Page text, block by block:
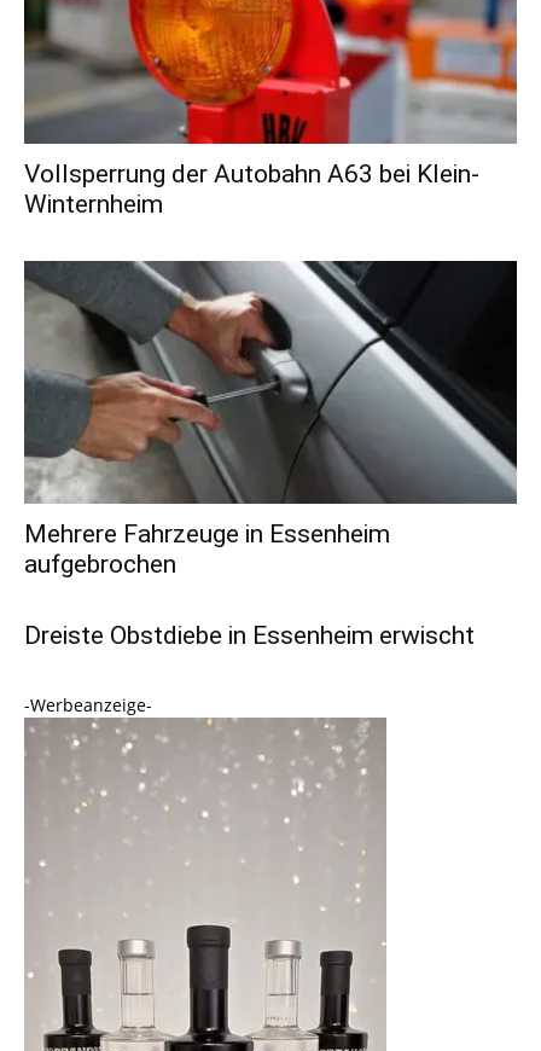
Vollsperrung der Autobahn A63 bei Klein-
Winternheim
Mehrere Fahrzeuge in Essenheim
aufgebrochen
Dreiste Obstdiebe in Essenheim erwischt
-Werbeanzeige-